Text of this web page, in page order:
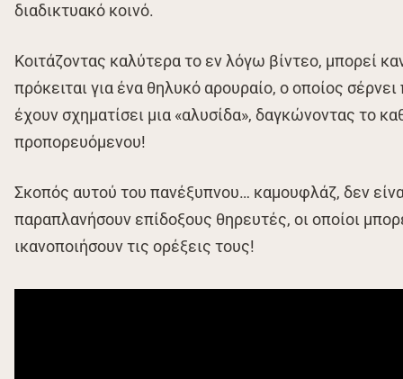
διαδικτυακό κοινό.
Κοιτάζοντας καλύτερα το εν λόγω βίντεο, μπορεί
πρόκειται για ένα θηλυκό αρουραίο, ο οποίος
έχουν σχηματίσει μια «αλυσίδα», δαγκώνοντας το
προπορευόμενου!
Σκοπός αυτού του πανέξυπνου… καμουφλάζ, δεν
παραπλανήσουν επίδοξους θηρευτές, οι οποίοι
ικανοποιήσουν τις ορέξεις τους!